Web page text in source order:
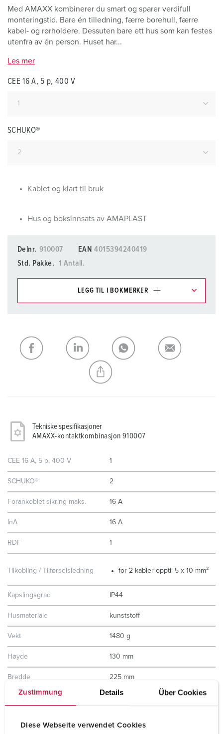
Zustimmung Details Über Cookies
Diese Webseite verwendet Cookies
Med AMAXX kombinerer du smart og sparer verdifull
monteringstid. Bare én tilledning, færre borehull, færre
kabel- og rørholdere. Dessuten bare ett hus som kan festes
utenfra av én person. Huset har...
Les mer
CEE 16 A, 5 p, 400 V
SCHUKO®
Kablet og klart til bruk
Hus og boksinnsats av AMAPLAST
Delnr. 910007 EAN 4015394240419
Std. Pakke.
1 Antall.
LEGG TIL I BOKMERKER
Min liste LEGG TIL
OPPRETT EN NY LISTE
Tekniske spesifikasjoner
AMAXX-kontaktkombinasjon 910007
CEE 16 A, 5 p, 400 V 1
SCHUKO® 2
Forankoblet sikring maks. 16 A
InA 16 A
RDF 1
Tilkobling / Tilførselsledning for 2 kabler opptil 5 x 10 mm²
Kapslingsgrad IP44
Husmateriale kunststoff
Vekt 1480 g
Høyde 130 mm
Bredde 225 mm